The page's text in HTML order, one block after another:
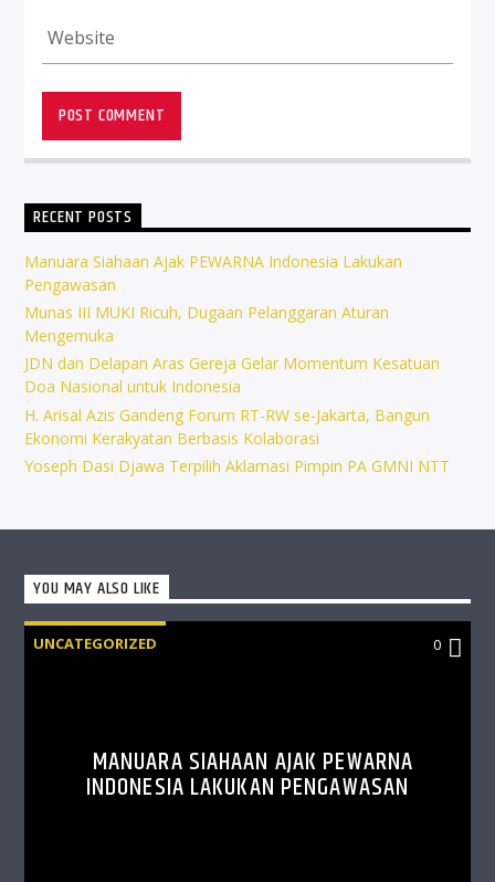
RECENT POSTS
Manuara Siahaan Ajak PEWARNA Indonesia Lakukan
Pengawasan
Munas III MUKI Ricuh, Dugaan Pelanggaran Aturan
Mengemuka
JDN dan Delapan Aras Gereja Gelar Momentum Kesatuan
Doa Nasional untuk Indonesia
H. Arisal Azis Gandeng Forum RT-RW se-Jakarta, Bangun
Ekonomi Kerakyatan Berbasis Kolaborasi
Yoseph Dasi Djawa Terpilih Aklamasi Pimpin PA GMNI NTT
YOU MAY ALSO LIKE
UNCATEGORIZED 0
MANUARA SIAHAAN AJAK PEWARNA
INDONESIA LAKUKAN PENGAWASAN